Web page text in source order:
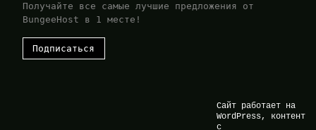
Получайте все самые лучшие предложения от
BungeeHost в 1 месте!
Сайт работает на
WordPress, контент
с